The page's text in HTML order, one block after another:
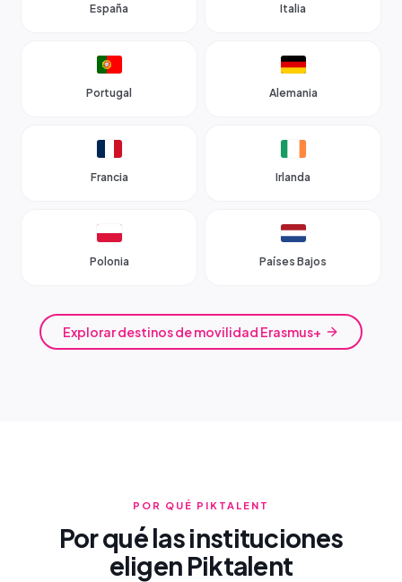
España Italia
Portugal Alemania
Francia Irlanda
Polonia Países Bajos
Explorar destinos de movilidad Erasmus+
POR QUÉ PIKTALENT
Por qué las instituciones
eligen Piktalent